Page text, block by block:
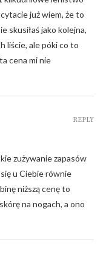
już wiem, że to
skusiłaś jako kolejna,
liście, ale póki co to
cena mi nie
zużywanie zapasów
u Ciebie równie
niższą cenę to
na nogach, a ono
REPLY